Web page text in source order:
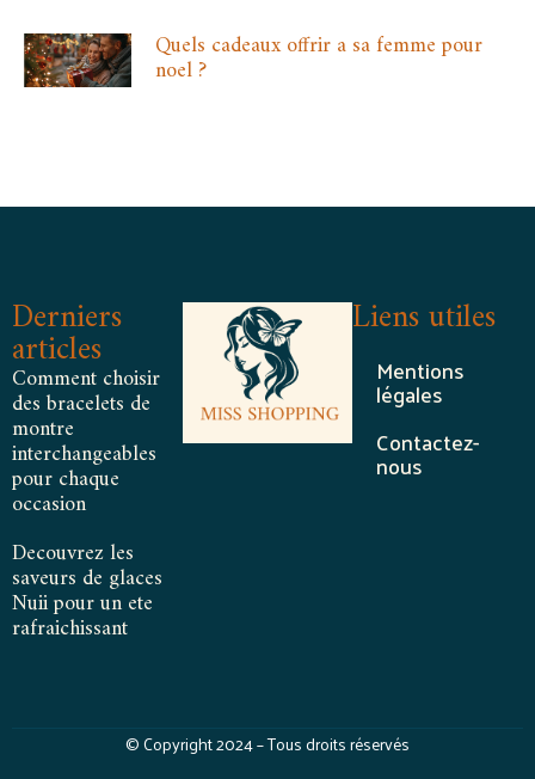
Quels cadeaux offrir a sa femme pour
noel ?
Derniers
articles
Comment choisir
des bracelets de
montre
interchangeables
pour chaque
occasion
Decouvrez les
saveurs de glaces
Nuii pour un ete
rafraichissant
Liens utiles
Mentions
légales
Contactez-
nous
© Copyright 2024 – Tous droits réservés